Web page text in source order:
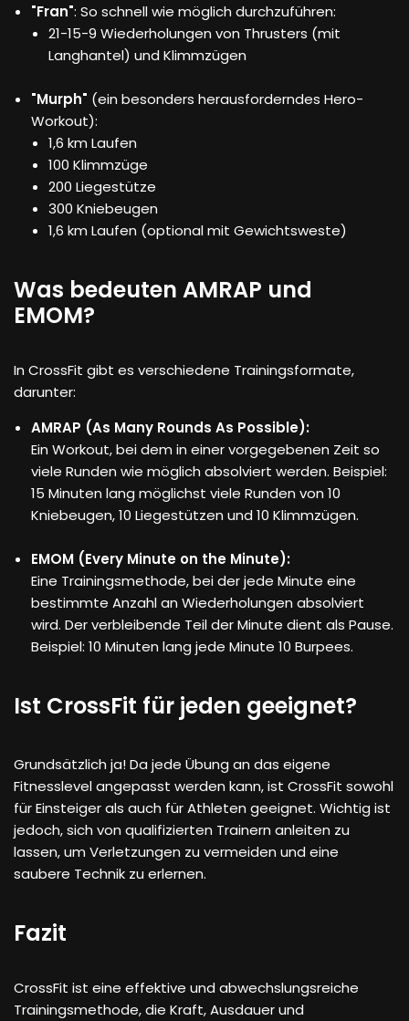
"Fran": So schnell wie möglich durchzuführen:
21-15-9 Wiederholungen von Thrusters (mit
Langhantel) und Klimmzügen
"Murph" (ein besonders herausforderndes Hero-
Workout):
1,6 km Laufen
100 Klimmzüge
200 Liegestütze
300 Kniebeugen
1,6 km Laufen (optional mit Gewichtsweste)
Was bedeuten AMRAP und
EMOM?
In CrossFit gibt es verschiedene Trainingsformate,
darunter:
AMRAP (As Many Rounds As Possible):
Ein Workout, bei dem in einer vorgegebenen Zeit so
viele Runden wie möglich absolviert werden. Beispiel:
15 Minuten lang möglichst viele Runden von 10
Kniebeugen, 10 Liegestützen und 10 Klimmzügen.
EMOM (Every Minute on the Minute):
Eine Trainingsmethode, bei der jede Minute eine
bestimmte Anzahl an Wiederholungen absolviert
wird. Der verbleibende Teil der Minute dient als Pause.
Beispiel: 10 Minuten lang jede Minute 10 Burpees.
Ist CrossFit für jeden geeignet?
Grundsätzlich ja! Da jede Übung an das eigene
Fitnesslevel angepasst werden kann, ist CrossFit sowohl
für Einsteiger als auch für Athleten geeignet. Wichtig ist
jedoch, sich von qualifizierten Trainern anleiten zu
lassen, um Verletzungen zu vermeiden und eine
saubere Technik zu erlernen.
Fazit
CrossFit ist eine effektive und abwechslungsreiche
Trainingsmethode, die Kraft, Ausdauer und